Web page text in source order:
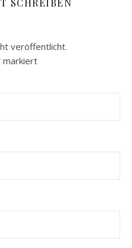
SCHREIBEN
veröffentlicht.
markiert